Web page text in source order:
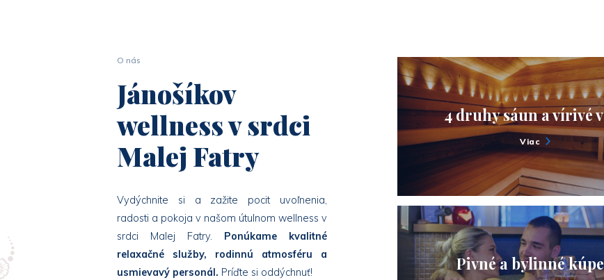
O nás
Jánošíkov
wellness v srdci
Malej Fatry
Vydýchnite si a zažite pocit uvoľnenia,
radosti a pokoja v našom útulnom wellness v
srdci Malej Fatry.
Ponúkame kvalitné
relaxačné služby, rodinnú atmosféru a
usmievavý personál. Príďte si oddýchnuť!
4 druhy sáun a vírivé
Viac
Pivné a bylinné